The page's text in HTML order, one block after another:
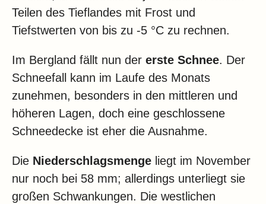
Teilen des Tieflandes mit Frost und
Tiefstwerten von bis zu -5 °C zu rechnen.
Im Bergland fällt nun der erste Schnee. Der
Schneefall kann im Laufe des Monats
zunehmen, besonders in den mittleren und
höheren Lagen, doch eine geschlossene
Schneedecke ist eher die Ausnahme.
Die Niederschlagsmenge liegt im November
nur noch bei 58 mm; allerdings unterliegt sie
großen Schwankungen. Die westlichen